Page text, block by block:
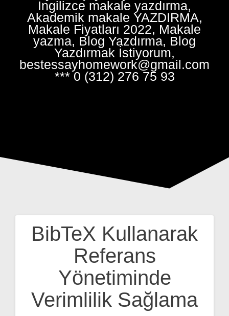
İngilizce makale yazdırma,
Akademik makale YAZDIRMA,
Makale Fiyatları 2022, Makale
yazma, Blog Yazdırma, Blog
Yazdırmak İstiyorum,
bestessayhomework@gmail.com
*** 0 (312) 276 75 93
BibTeX Kullanarak
Referans
Yönetiminde
Verimlilik Sağlama
Yazı
gezinmesi